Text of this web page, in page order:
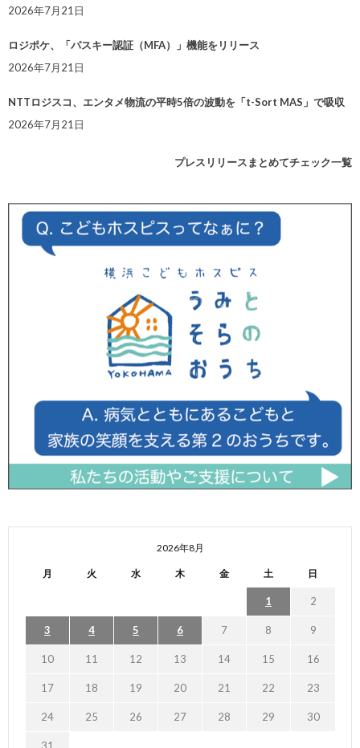
2026年7月21日
ロジポケ、「パスキー認証（MFA）」機能をリリース
2026年7月21日
NTTロジスコ、エンタメ物流の平時5倍の波動を「t-Sort MAS」で吸収
2026年7月21日
プレスリリースまとめてチェック一覧
2026年8月
月 火 水 木 金 土 日
1 2
3 4 5 6 7 8 9
10 11 12 13 14 15 16
17 18 19 20 21 22 23
24 25 26 27 28 29 30